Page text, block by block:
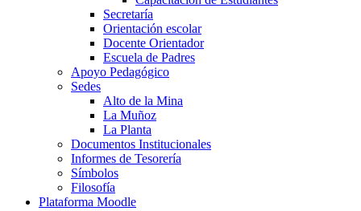
Secretaría
Orientación escolar
Docente Orientador
Escuela de Padres
Apoyo Pedagógico
Sedes
Alto de la Mina
La Muñoz
La Planta
Documentos Institucionales
Informes de Tesorería
Símbolos
Filosofía
Plataforma Moodle